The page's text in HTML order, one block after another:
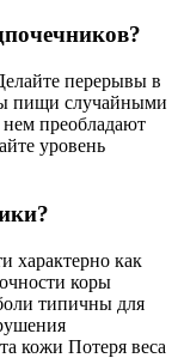
перерывы в
пищи случайными
преобладают
уровень
характерно как
коры
типичны для
кожи Потеря веса